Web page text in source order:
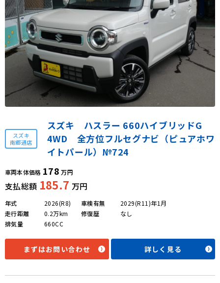
スズキ
南郷通店
スズキ ハスラー 660ハイブリッドG
4WD 全方位フルセグナビ（ピュアホワ
イトパール）№724
車両本体価格 178 万円
支払総額 185.7 万円
年式
2026(R8)
走行距離
0.2万km
排気量
660CC
車検有無
2029(R11)年1月
修復歴
なし
まずはお問い合わせ 詳しく見る